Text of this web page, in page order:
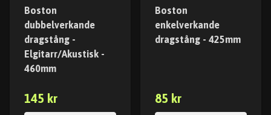
Boston
dubbelverkande
dragstång -
Elgitarr/Akustisk -
460mm
145 kr
Boston
enkelverkande
dragstång - 425mm
85 kr